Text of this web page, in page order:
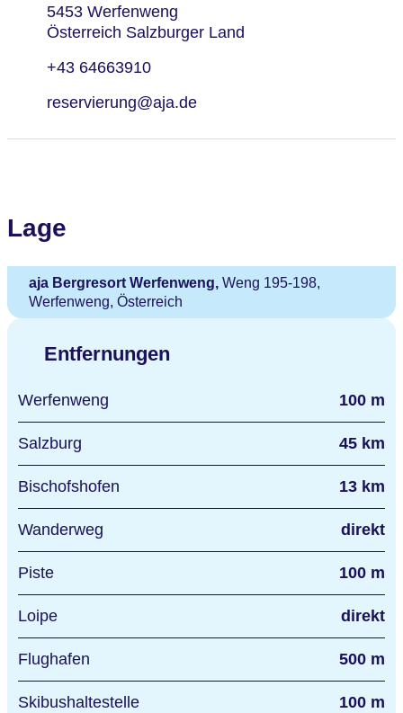
5453 Werfenweng
Österreich Salzburger Land
+43 64663910
reservierung@aja.de
Lage
aja Bergresort Werfenweng, Weng 195-198,
Werfenweng, Österreich
Entfernungen
Werfenweng 100 m
Salzburg 45 km
Bischofshofen 13 km
Wanderweg direkt
Piste 100 m
Loipe direkt
Flughafen 500 m
Skibushaltestelle 100 m